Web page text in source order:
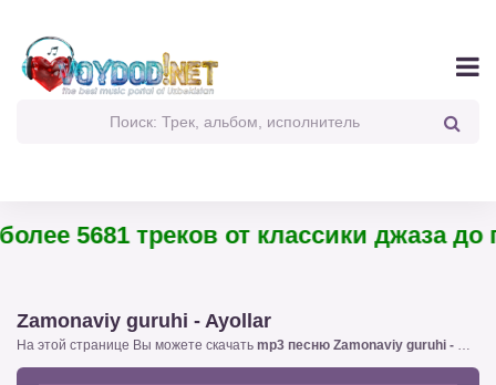
5681 треков от классики джаза до
Zamonaviy guruhi - Ayollar
На этой странице Вы можете скачать mp3 песню Zamonaviy guruhi - Ayollar